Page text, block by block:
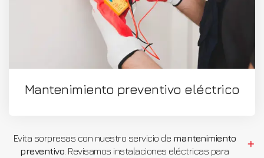
Mantenimiento preventivo eléctrico
Evita sorpresas con nuestro servicio de mantenimiento
preventivo . Revisamos instalaciones eléctricas para